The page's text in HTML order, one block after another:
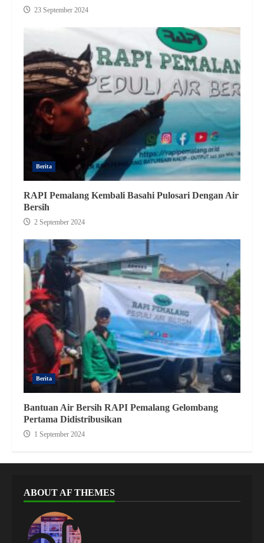
23 September 2024
Berita
RAPI Pemalang Kembali Basahi Pulosari Dengan Air
Bersih
2 September 2024
Berita
Bantuan Air Bersih RAPI Pemalang Gelombang
Pertama Didistribusikan
1 September 2024
ABOUT AF THEMES